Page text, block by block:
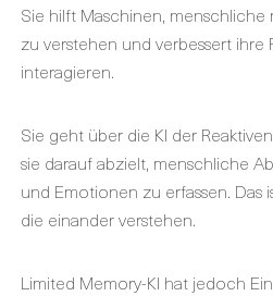
Sie hilft Maschinen,
zu verstehen und verbessert ihre
interagieren.
Sie geht über die KI der
sie darauf abzielt, menschliche
und Emotionen zu erfassen. Das
die einander verstehen.
Limited Memory-KI hat jedoch